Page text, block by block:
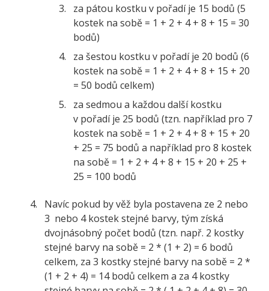
za pátou kostku v pořadí je 15 bodů (5
kostek na sobě = 1 + 2 + 4 + 8 + 15 = 30
bodů)
za šestou kostku v pořadí je 20 bodů (6
kostek na sobě = 1 + 2 + 4 + 8 + 15 + 20
= 50 bodů celkem)
za sedmou a každou další kostku
v pořadí je 25 bodů (tzn. například pro 7
kostek na sobě = 1 + 2 + 4 + 8 + 15 + 20
+ 25 = 75 bodů a například pro 8 kostek
na sobě = 1 + 2 + 4 + 8 + 15 + 20 + 25 +
25 = 100 bodů
Navíc pokud by věž byla postavena ze 2 nebo
3 nebo 4 kostek stejné barvy, tým získá
dvojnásobný počet bodů (tzn. např. 2 kostky
stejné barvy na sobě = 2 * (1 + 2) = 6 bodů
celkem, za 3 kostky stejné barvy na sobě = 2 *
(1 + 2 + 4) = 14 bodů celkem a za 4 kostky